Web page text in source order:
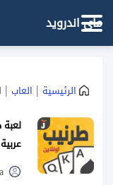
ماي اندرويد
الرئيسية | العاب |
عربية